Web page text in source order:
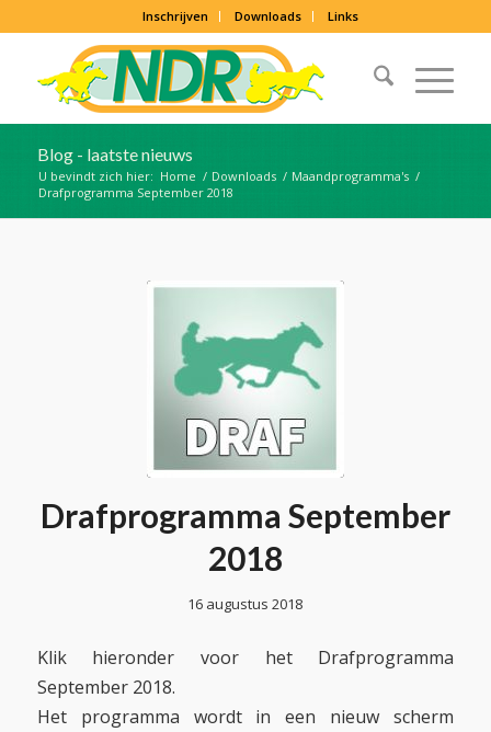
Inschrijven Downloads Links
Blog - laatste nieuws
U bevindt zich hier: Home / Downloads / Maandprogramma's /
Drafprogramma September 2018
Drafprogramma September
2018
16 augustus 2018
Klik hieronder voor het Drafprogramma
September 2018.
Het programma wordt in een nieuw scherm